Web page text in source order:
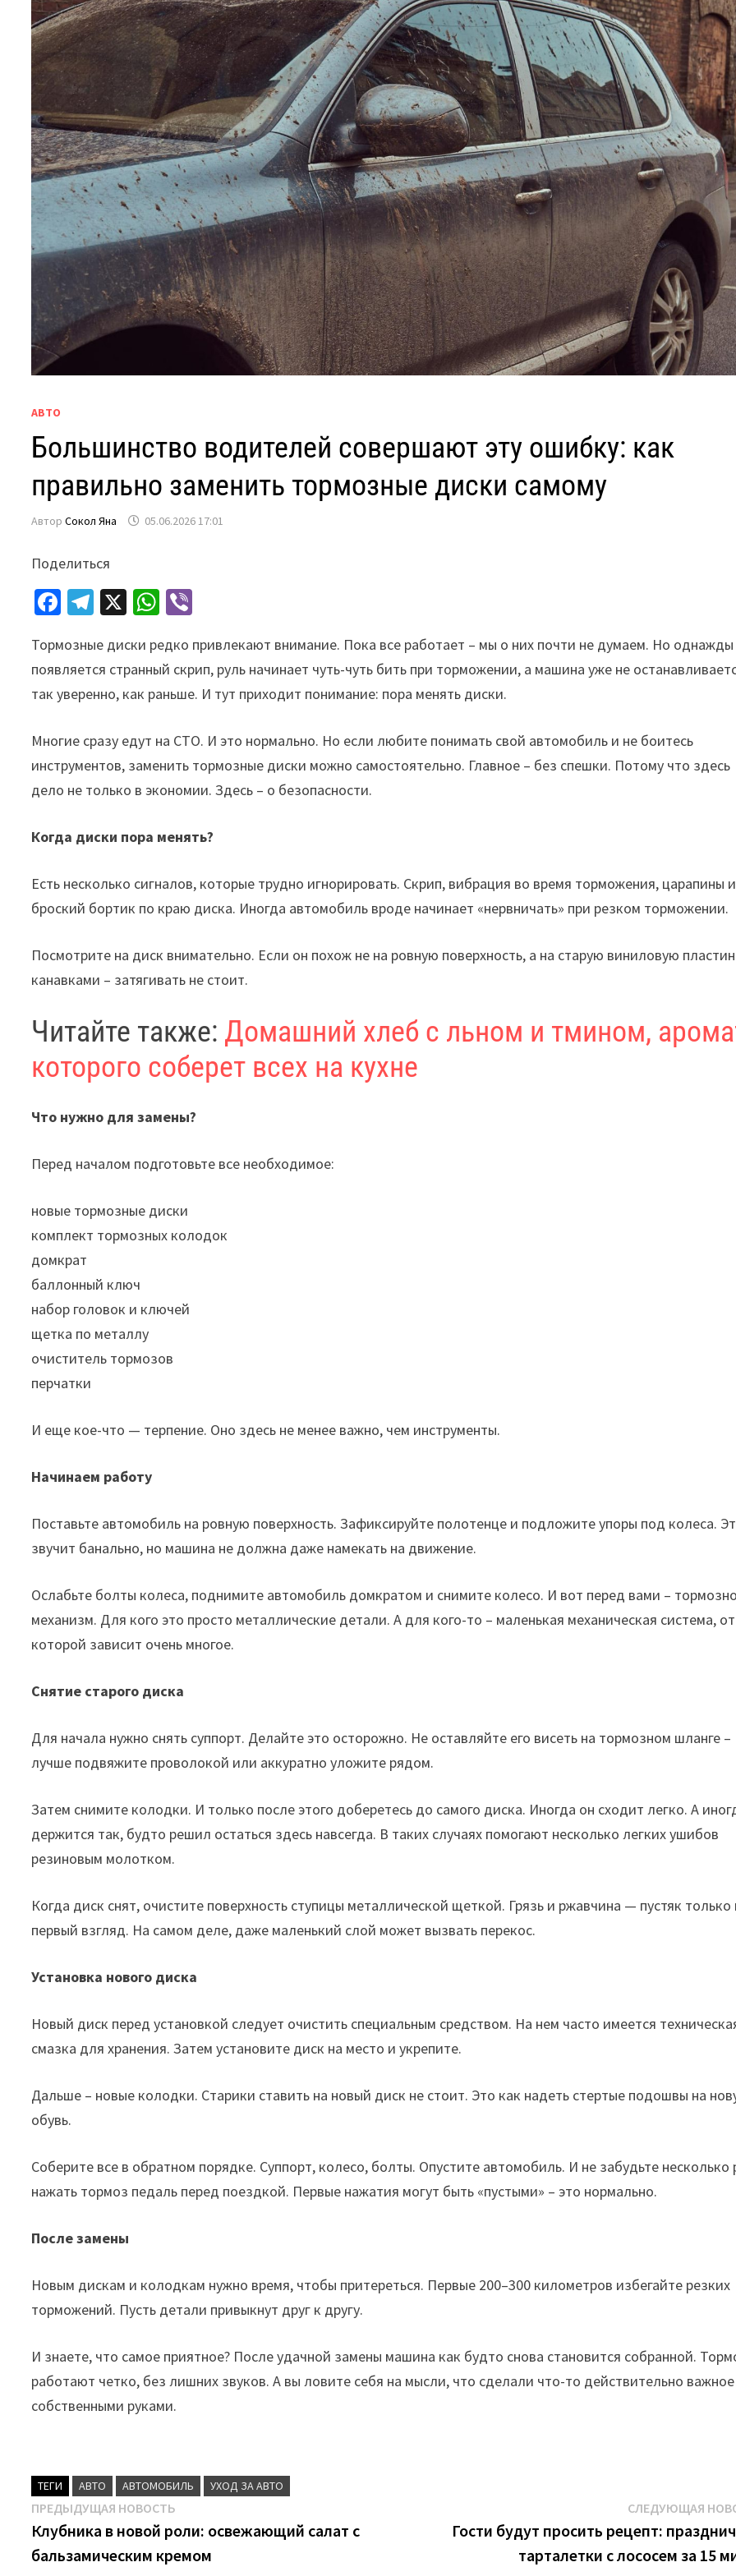
АВТО
Большинство водителей совершают эту ошибку: как
правильно заменить тормозные диски самому
АвторСокол Яна 05.06.2026 17:01
Поделиться
Fa
b
o
o
k
Te
gr
a
m
X
W
at
sA
p
p
er
Тормозные диски редко привлекают внимание. Пока все работает – мы о них почти не думаем. Но однажды
появляется странный скрип, руль начинает чуть-чуть бить при торможении, а машина уже не
так уверенно, как раньше. И тут приходит понимание: пора менять диски.
Многие сразу едут на СТО. И это нормально. Но если любите понимать свой автомобиль и не боитесь
инструментов, заменить тормозные диски можно самостоятельно. Главное – без спешки. Потому что здесь
дело не только в экономии. Здесь – о безопасности.
Когда диски пора менять?
Есть несколько сигналов, которые трудно игнорировать. Скрип, вибрация во время торможения, царапины
броский бортик по краю диска. Иногда автомобиль вроде начинает «нервничать» при резком торможении.
Посмотрите на диск внимательно. Если он похож не на ровную поверхность, а на старую виниловую
канавками – затягивать не стоит.
Читайте также: Домашний хлеб с льном и тмином,
которого соберет всех на кухне
Что нужно для замены?
Перед началом подготовьте все необходимое:
новые тормозные диски
комплект тормозных колодок
домкрат
баллонный ключ
набор головок и ключей
щетка по металлу
очиститель тормозов
перчатки
И еще кое-что — терпение. Оно здесь не менее важно, чем инструменты.
Начинаем работу
Поставьте автомобиль на ровную поверхность. Зафиксируйте полотенце и подложите упоры под колеса.
звучит банально, но машина не должна даже намекать на движение.
Ослабьте болты колеса, поднимите автомобиль домкратом и снимите колесо. И вот перед вами –
механизм. Для кого это просто металлические детали. А для кого-то – маленькая механическая система, от
которой зависит очень многое.
Снятие старого диска
Для начала нужно снять суппорт. Делайте это осторожно. Не оставляйте его висеть на тормозном шланге –
лучше подвяжите проволокой или аккуратно уложите рядом.
Затем снимите колодки. И только после этого доберетесь до самого диска. Иногда он сходит легко. А
держится так, будто решил остаться здесь навсегда. В таких случаях помогают несколько легких ушибов
резиновым молотком.
Когда диск снят, очистите поверхность ступицы металлической щеткой. Грязь и ржавчина — пустяк только
первый взгляд. На самом деле, даже маленький слой может вызвать перекос.
Установка нового диска
Новый диск перед установкой следует очистить специальным средством. На нем часто имеется
смазка для хранения. Затем установите диск на место и укрепите.
Дальше – новые колодки. Старики ставить на новый диск не стоит. Это как надеть стертые подошвы на
обувь.
Соберите все в обратном порядке. Суппорт, колесо, болты. Опустите автомобиль. И не забудьте несколько
нажать тормоз педаль перед поездкой. Первые нажатия могут быть «пустыми» – это нормально.
После замены
Новым дискам и колодкам нужно время, чтобы притереться. Первые 200–300 километров избегайте резких
торможений. Пусть детали привыкнут друг к другу.
И знаете, что самое приятное? После удачной замены машина как будто снова становится собранной.
работают четко, без лишних звуков. А вы ловите себя на мысли, что сделали что-то действительно важное
собственными руками.
ТЕГИ АВТО АВТОМОБИЛЬ УХОД ЗА АВТО
Навигация
по
ПРЕДЫДУЩАЯ НОВОСТЬ
новость:
Клубника в новой роли: освежающий салат с
бальзамическим кремом
СЛЕДУЮЩАЯ
Гости будут просить рецепт:
тарталетки с лососем за 15